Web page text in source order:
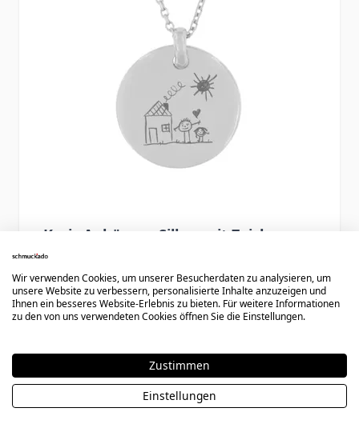
Kreis Anhänger Silber mit Zeichnung -
47,90 €
Wir verwenden Cookies, um unserer Besucherdaten zu analysieren, um
unsere Website zu verbessern, personalisierte Inhalte anzuzeigen und
Ihnen ein besseres Website-Erlebnis zu bieten. Für weitere Informationen
zu den von uns verwendeten Cookies öffnen Sie die Einstellungen.
Zustimmen
Einstellungen